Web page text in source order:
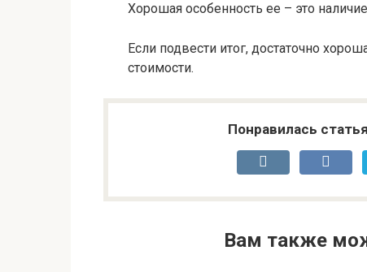
Хорошая особенность ее – это
Если подвести итог, достаточно
стоимости.
Понравилась
Вам также